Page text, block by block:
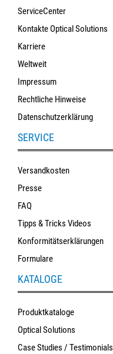
ServiceCenter
Kontakte Optical Solutions
Karriere
Weltweit
Impressum
Rechtliche Hinweise
Datenschutzerklärung
SERVICE
Versandkosten
Presse
FAQ
Tipps & Tricks Videos
Konformitätserklärungen
Formulare
KATALOGE
Produktkataloge
Optical Solutions
Case Studies / Testimonials